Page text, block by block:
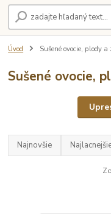
Úvod Sušené ovocie, plody
Sušené ovocie,
Najnovšie